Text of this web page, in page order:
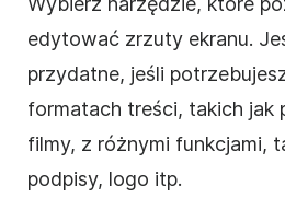
edytować zrzuty ekranu.
przydatne, jeśli
formatach treści, takich jak
filmy, z różnymi funkcjami,
podpisy, logo itp.